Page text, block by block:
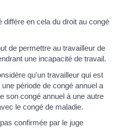
diffère en cela du droit au congé
de permettre au travailleur de
une incapacité de travail.
qu'un travailleur qui est
période de congé annuel a
son congé annuel à une autre
le congé de maladie.
confirmée par le juge